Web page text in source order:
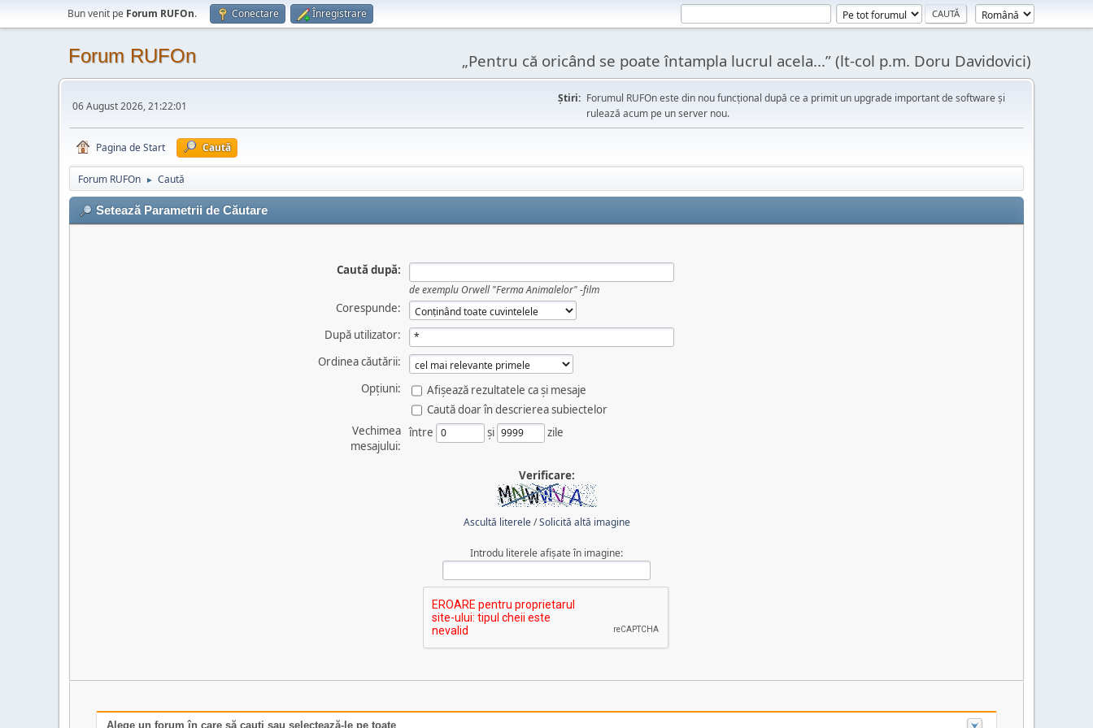
Bun venit pe Forum RUFOn. Conectare Înregistrare
Forum RUFOn „Pentru că oricând se poate întampla lucrul acela...” (lt-col p.m. Doru Davidovici)
06 August 2026, 21:22:01
Ştiri: Forumul RUFOn este din nou funcțional după ce a primit un upgrade important de software și
rulează acum pe un server nou.
Pagina de Start Caută
Forum RUFOn ► Caută
Setează Parametrii de Căutare
Caută după:
de exemplu Orwell "Ferma Animalelor" -film
Corespunde:
După utilizator:
Ordinea căutării:
Opțiuni:
Afişează rezultatele ca şi mesaje
Caută doar în descrierea subiectelor
Vechimea
mesajului:
între şi zile
Verificare:
Ascultă literele/Solicită altă imagine
Introdu literele afișate în imagine:
Alege un forum în care să cauţi sau selectează-le pe toate